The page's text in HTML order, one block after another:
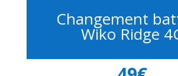
Changement
Wiko Ridge